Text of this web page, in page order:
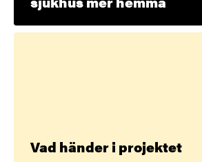
Vad händer i projektet